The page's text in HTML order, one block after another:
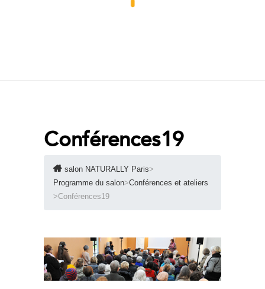
Conférences19
salon NATURALLY Paris>
Programme du salon>Conférences et ateliers
>Conférences19